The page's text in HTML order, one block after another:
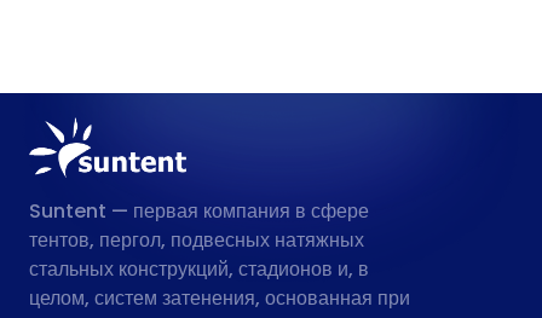
Suntent — первая компания в сфере
тентов, пергол, подвесных натяжных
стальных конструкций, стадионов и, в
целом, систем затенения, основанная при